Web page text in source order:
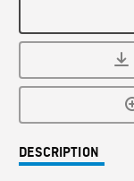
DESCRIPTION